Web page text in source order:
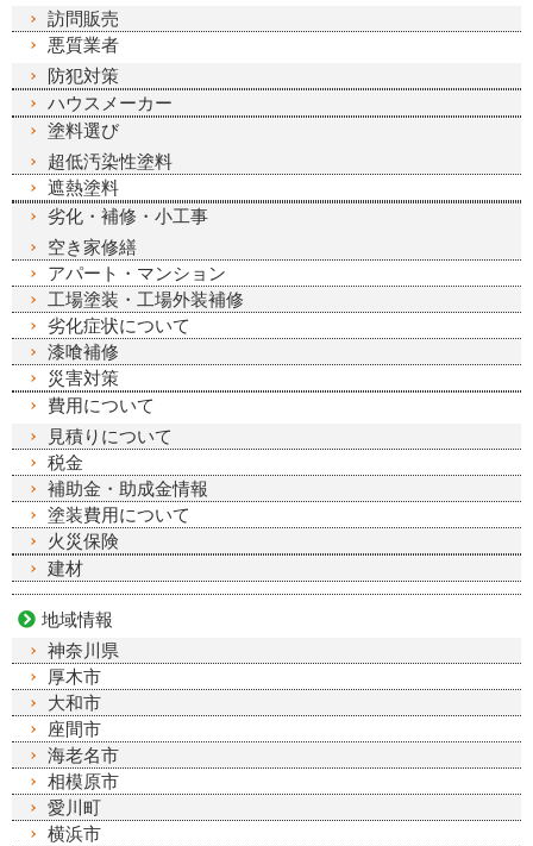
訪問販売
悪質業者
防犯対策
ハウスメーカー
塗料選び
超低汚染性塗料
遮熱塗料
劣化・補修・小工事
空き家修繕
アパート・マンション
工場塗装・工場外装補修
劣化症状について
漆喰補修
災害対策
費用について
見積りについて
税金
補助金・助成金情報
塗装費用について
火災保険
建材
地域情報
神奈川県
厚木市
大和市
座間市
海老名市
相模原市
愛川町
横浜市